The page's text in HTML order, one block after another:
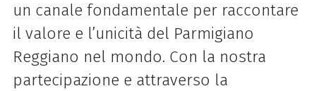
un canale fondamentale per raccontare
il valore e l’unicità del Parmigiano
Reggiano nel mondo. Con la nostra
partecipazione e attraverso la